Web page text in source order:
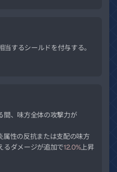
当するシールドを付与する。
間、味方全体の攻撃力が
属性の反抗または支配の味方
るダメージが追加で12.0%上昇